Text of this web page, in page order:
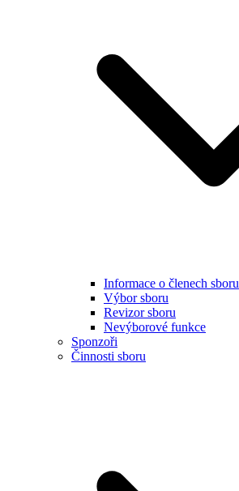
Informace o členech sboru
Výbor sboru
Revizor sboru
Nevýborové funkce
Sponzoři
Činnosti sboru